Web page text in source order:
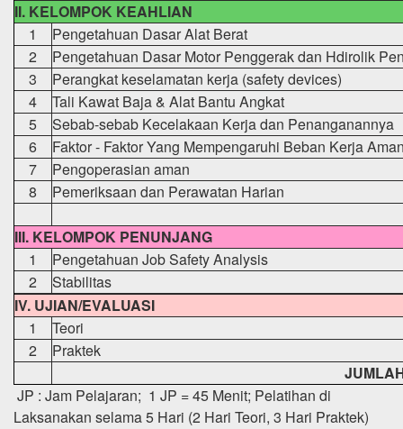
II. KELOMPOK KEAHLIAN
1
Pengetahuan Dasar Alat Berat
2
Pengetahuan Dasar Motor Penggerak dan Hdirolik
3
Perangkat keselamatan kerja (safety devices)
4
Tali Kawat Baja & Alat Bantu Angkat
5
Sebab-sebab Kecelakaan Kerja dan Penanganannya
6
Faktor - Faktor Yang Mempengaruhi Beban Kerja
7
Pengoperasian aman
8
Pemeriksaan dan Perawatan Harian
III. KELOMPOK PENUNJANG
1
Pengetahuan Job Safety Analysis
2
Stabilitas
IV. UJIAN/EVALUASI
1
Teori
2
Praktek
JP : Jam Pelajaran; 1 JP = 45 Menit; Pelatihan di
Laksanakan selama 5 Hari (2 Hari Teori, 3 Hari Praktek)